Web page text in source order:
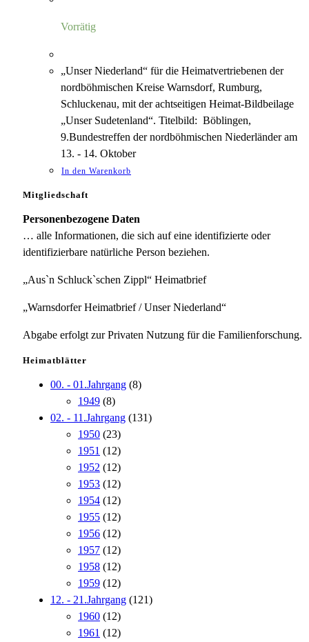
Vorrätig
„Unser Niederland“ für die Heimatvertriebenen der
nordböhmischen Kreise Warnsdorf, Rumburg,
Schluckenau, mit der achtseitigen Heimat-Bildbeilage
„Unser Sudetenland“. Titelbild: Böblingen,
9.Bundestreffen der nordböhmischen Niederländer am
13. - 14. Oktober
In den Warenkorb
Mitgliedschaft
Personenbezogene Daten
… alle Informationen, die sich auf eine identifizierte oder
identifizierbare natürliche Person beziehen.
„Aus`n Schluck`schen Zippl“ Heimatbrief
„Warnsdorfer Heimatbrief / Unser Niederland“
Abgabe erfolgt zur Privaten Nutzung für die Familienforschung.
Heimatblätter
00. - 01.Jahrgang (8)
1949 (8)
02. - 11.Jahrgang (131)
1950 (23)
1951 (12)
1952 (12)
1953 (12)
1954 (12)
1955 (12)
1956 (12)
1957 (12)
1958 (12)
1959 (12)
12. - 21.Jahrgang (121)
1960 (12)
1961 (12)